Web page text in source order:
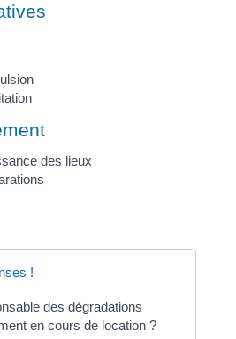
des lieux
!
des dégradations
en cours de location ?